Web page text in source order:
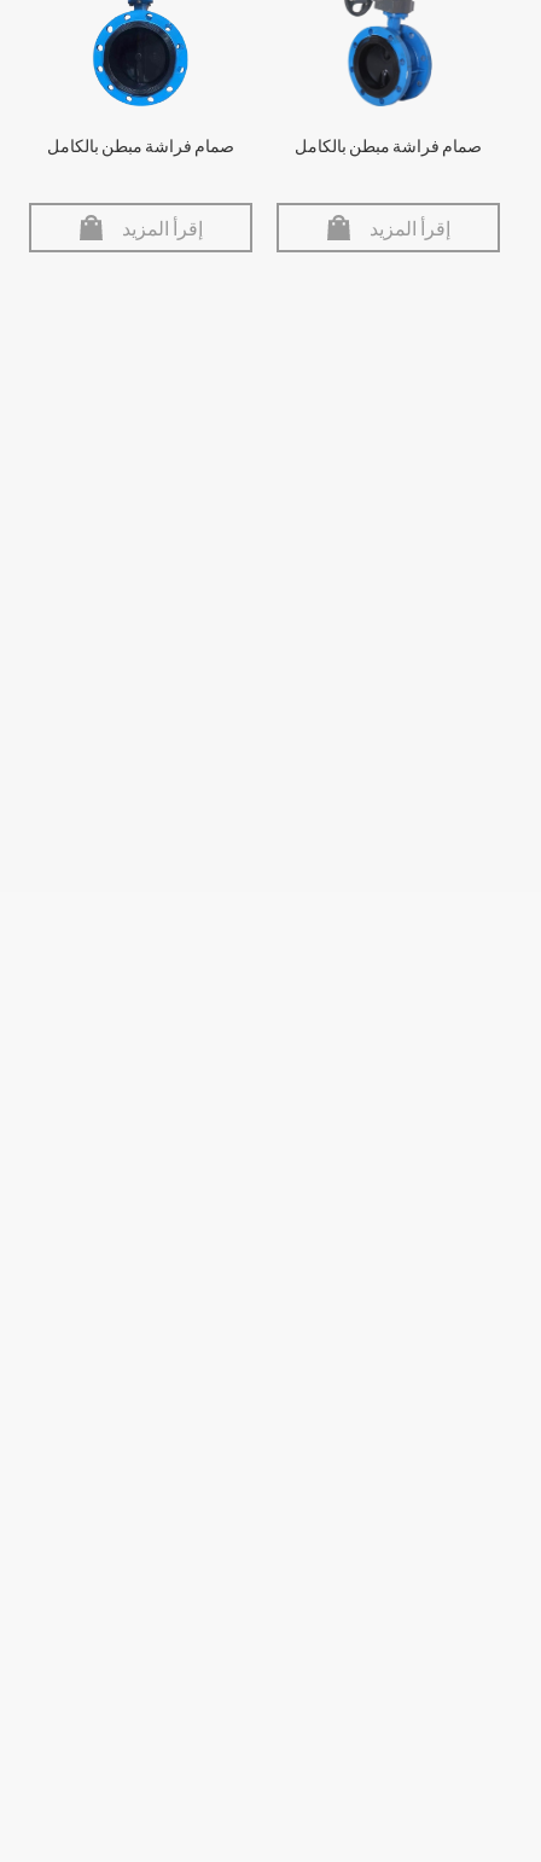
صمام فراشة مبطن بالكامل
إقرأ المزيد
صمام فراشة مبطن بالكامل
إقرأ المزيد